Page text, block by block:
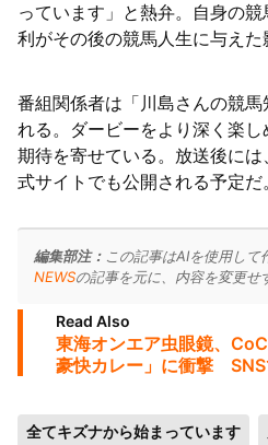
っています」と熱弁。自身の
利がその後の競馬人生に与えた
番組関係者は「川島さんの競
れる。ダービーをより深く楽
期待を寄せている。放送後に
式サイトでも公開される予定だ。
編集部注： この記事はAIを使用して
NEWSの記事を元に、内容を変更せ
Read Also
東海オンエア虫眼鏡、
豪快カレー」に衝撃
全てキズナから始まっています